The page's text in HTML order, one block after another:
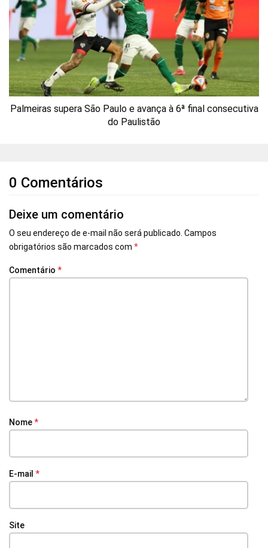
Palmeiras supera São Paulo e avança à 6ª final consecutiva
do Paulistão
0 Comentários
Deixe um comentário
O seu endereço de e-mail não será publicado. Campos
obrigatórios são marcados com *
Comentário *
Nome*
E-mail *
Site